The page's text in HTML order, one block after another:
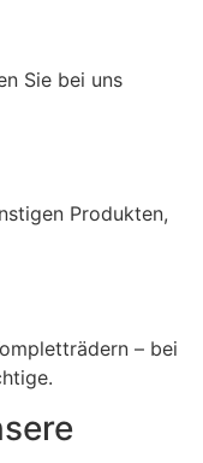
Sie bei uns
Produkten,
– bei